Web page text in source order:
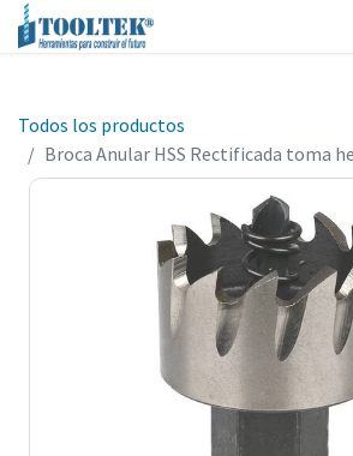
Todos los productos
Broca Anular HSS Rectificada toma